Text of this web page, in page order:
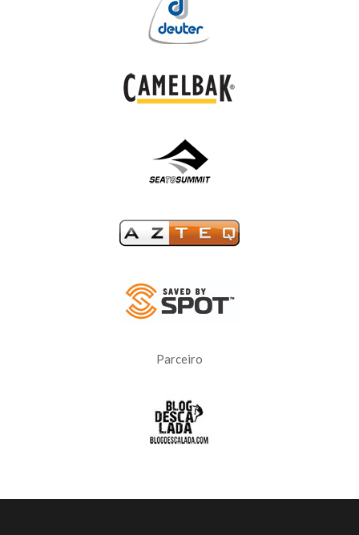
Parceiro